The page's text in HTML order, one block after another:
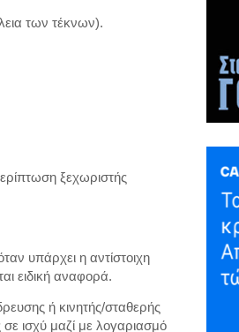
των τέκνων).
ξεχωριστής
υπάρχει η αντίστοιχη
ειδική αναφορά.
ή κινητής/σταθερής
ισχύ μαζί με λογαριασμό